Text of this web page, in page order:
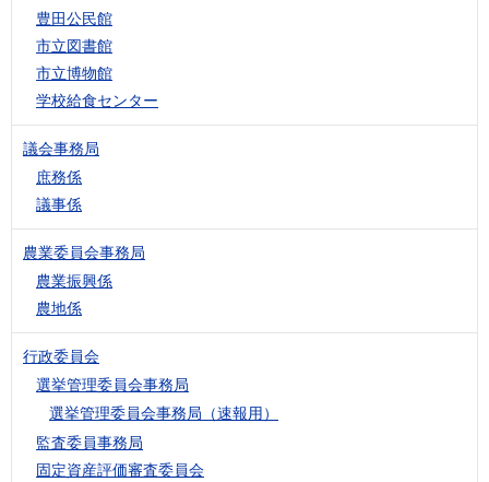
豊田公民館
市立図書館
市立博物館
学校給食センター
議会事務局
庶務係
議事係
農業委員会事務局
農業振興係
農地係
行政委員会
選挙管理委員会事務局
選挙管理委員会事務局（速報用）
監査委員事務局
固定資産評価審査委員会